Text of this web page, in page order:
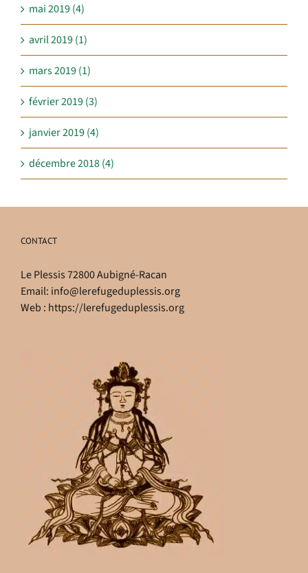
mai 2019 (4)
avril 2019 (1)
mars 2019 (1)
février 2019 (3)
janvier 2019 (4)
décembre 2018 (4)
CONTACT
Le Plessis 72800 Aubigné-Racan
Email: info@lerefugeduplessis.org
Web : https://lerefugeduplessis.org